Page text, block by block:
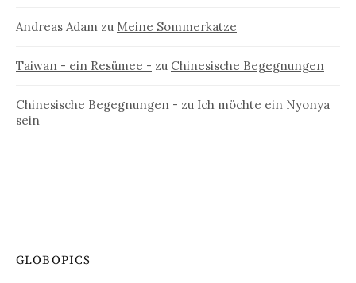
Andreas Adam zu Meine Sommerkatze
Taiwan - ein Resümee - zu Chinesische Begegnungen
Chinesische Begegnungen - zu Ich möchte ein Nyonya
sein
GLOBOPICS